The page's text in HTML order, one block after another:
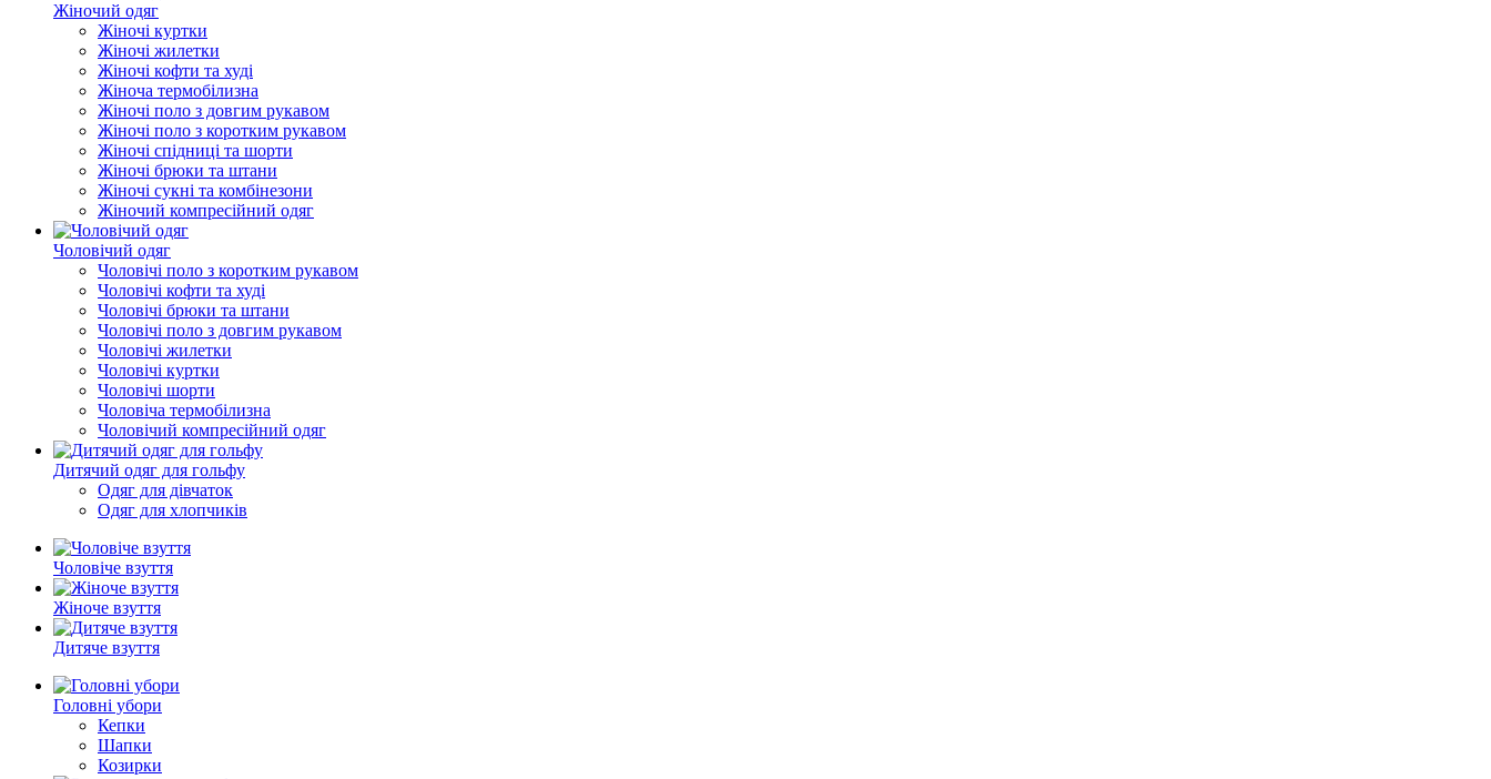
Жіночий одяг
Жіночі куртки
Жіночі жилетки
Жіночі кофти та худі
Жіноча термобілизна
Жіночі поло з довгим рукавом
Жіночі поло з коротким рукавом
Жіночі спідниці та шорти
Жіночі брюки та штани
Жіночі сукні та комбінезони
Жіночий компресійний одяг
Чоловічий одяг
Чоловічі поло з коротким рукавом
Чоловічі кофти та худі
Чоловічі брюки та штани
Чоловічі поло з довгим рукавом
Чоловічі жилетки
Чоловічі куртки
Чоловічі шорти
Чоловіча термобілизна
Чоловічий компресійний одяг
Дитячий одяг для гольфу
Одяг для дівчаток
Одяг для хлопчиків
Чоловіче взуття
Жіноче взуття
Дитяче взуття
Головні убори
Кепки
Шапки
Козирки